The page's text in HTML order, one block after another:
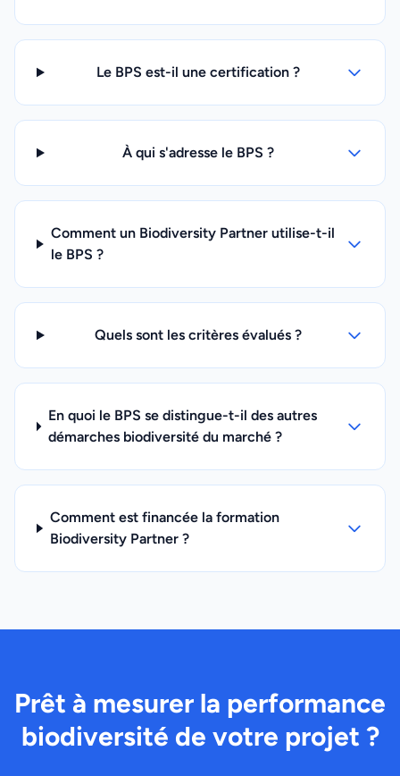
Le BPS est-il une certification ?
À qui s'adresse le BPS ?
Comment un Biodiversity Partner utilise-t-il
le BPS ?
Quels sont les critères évalués ?
En quoi le BPS se distingue-t-il des autres
démarches biodiversité du marché ?
Comment est financée la formation
Biodiversity Partner ?
Prêt à mesurer la performance
biodiversité de votre projet ?